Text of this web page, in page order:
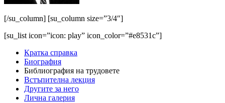
[/su_column] [su_column size=”3/4″]
[su_list icon=”icon: play” icon_color=”#e8531c”]
Кратка справка
Биография
Библиография на трудовете
Встъпителна лекция
Другите за него
Лична галерия